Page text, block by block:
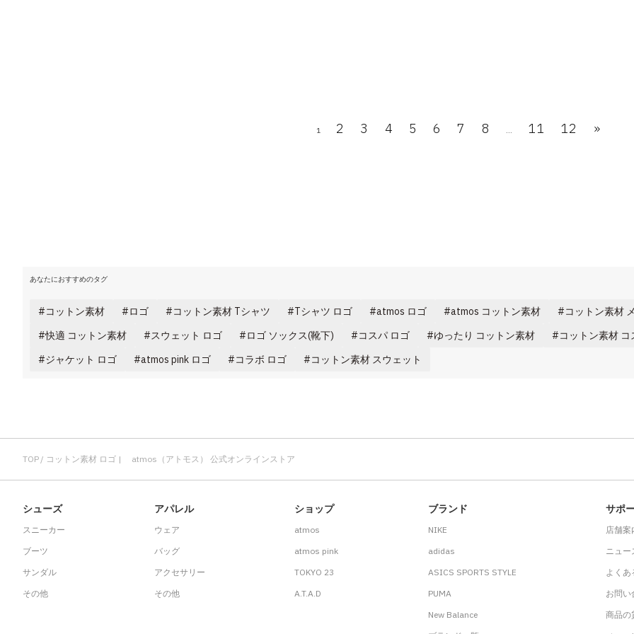
1 2 3 4 5 6 7 8 ... 11 12 »
あなたにおすすめのタグ
コットン素材 ロゴ コットン素材 Tシャツ Tシャツ ロゴ atmos ロゴ atmos コットン素材 コットン素材
快適 コットン素材
スウェット ロゴ ロゴ ソックス(靴下) コスパ ロゴ ゆったり コットン素材 コットン素材 コ
ジャケット ロゴ
atmos pink ロゴ コラボ ロゴ コットン素材 スウェット
TOP コットン素材 ロゴ | atmos（アトモス） 公式オンラインストア
シューズ
スニーカー
ブーツ
サンダル
その他
アパレル
ウェア
バッグ
アクセサリー
その他
ショップ
atmos
atmos pink
TOKYO 23
A.T.A.D
ブランド
NIKE
adidas
ASICS SPORTS STYLE
PUMA
New Balance
サポ
店舗案
ニュー
よくあ
お問い
商品の